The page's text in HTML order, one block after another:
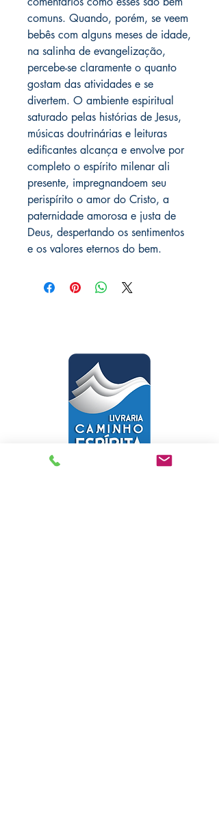
comuns. Quando, porém, se veem
bebês com alguns meses de idade,
na salinha de evangelização,
percebe-se claramente o quanto
gostam das atividades e se
divertem. O ambiente espiritual
saturado pelas histórias de Jesus,
músicas doutrinárias e leituras
edificantes alcança e envolve por
completo o espírito milenar ali
presente, impregnandoem seu
perispírito o amor do Cristo, a
paternidade amorosa e justa de
Deus, despertando os sentimentos
e os valores eternos do bem.